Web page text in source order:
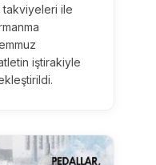
takviyeleri ile
iştirakiyle